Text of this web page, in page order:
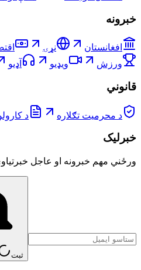
خبرونه
افغانستان نړۍ
ورزش
ویډیو آډیو
قانوني
د محرمیت تګلاره د
خبرلیک
ورځني مهم خبرونه او عاجل
ثبت